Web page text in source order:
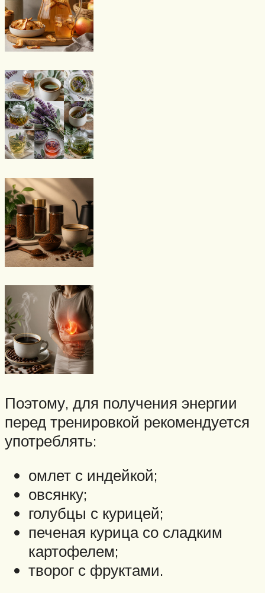
Поэтому, для получения энергии
перед тренировкой рекомендуется
употреблять:
омлет с индейкой;
овсянку;
голубцы с курицей;
печеная курица со сладким
картофелем;
творог с фруктами.